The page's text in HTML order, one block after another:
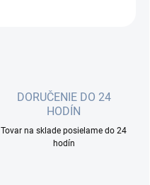
DORUČENIE DO 24
HODÍN
Tovar na sklade posielame do 24
hodín